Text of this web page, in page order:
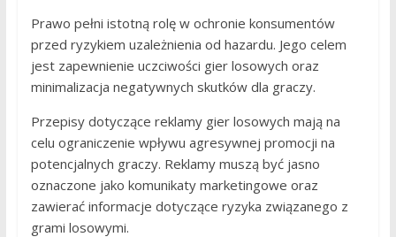
Prawo pełni istotną rolę w ochronie konsumentów
przed ryzykiem uzależnienia od hazardu. Jego celem
jest zapewnienie uczciwości gier losowych oraz
minimalizacja negatywnych skutków dla graczy.
Przepisy dotyczące reklamy gier losowych mają na
celu ograniczenie wpływu agresywnej promocji na
potencjalnych graczy. Reklamy muszą być jasno
oznaczone jako komunikaty marketingowe oraz
zawierać informacje dotyczące ryzyka związanego z
grami losowymi.